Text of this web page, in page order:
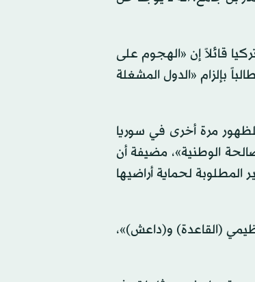
قائلاً إن «الهجوم على
بإلزام «الدول المشغلة
مرة أخرى في سوريا
الوطنية»، مضيفة أن
المطلوبة لحماية أراضيها
(القاعدة) و(داعش)»،